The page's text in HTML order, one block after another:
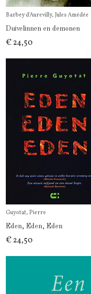
Barbey d'Aurevilly, Jules Amédée
Duivelinnen en demonen
€ 24,50
Guyotat, Pierre
Eden, Eden, Eden
€ 24,50